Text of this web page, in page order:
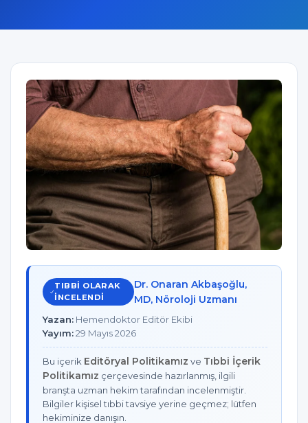
TIBBI OLARAK
INCELENDI
Dr. Onaran Akbaşoğlu,
MD, Nöroloji Uzmanı
Yazan: Hemendoktor Editör Ekibi
Yayım:29 Mayıs 2026
Bu içerik Editöryal Politikamız ve Tıbbi İçerik
Politikamız çerçevesinde hazırlanmış, ilgili
branşta uzman hekim tarafından incelenmiştir.
Bilgiler kişisel tıbbi tavsiye yerine geçmez; lütfen
hekiminize danışın.